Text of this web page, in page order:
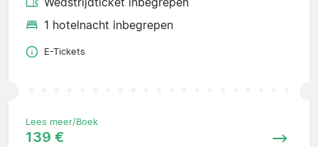
1 hotelnacht inbegrepen
E-Tickets
Lees meer/Boek
139 €